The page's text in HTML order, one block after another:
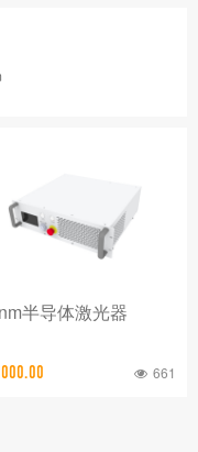
半导体激光器
661